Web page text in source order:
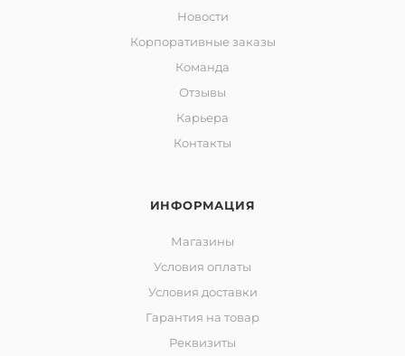
Новости
Корпоративные заказы
Команда
Отзывы
Карьера
Контакты
ИНФОРМАЦИЯ
Магазины
Условия оплаты
Условия доставки
Гарантия на товар
Реквизиты